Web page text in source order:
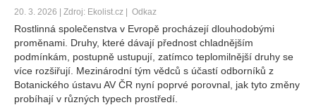
20. 3. 2026 | Zdroj: Ekolist.cz | Odkaz
Rostlinná společenstva v Evropě procházejí dlouhodobými
proměnami. Druhy, které dávají přednost chladnějším
podmínkám, postupně ustupují, zatímco teplomilnější druhy se
více rozšiřují. Mezinárodní tým vědců s účastí odborníků z
Botanického ústavu AV ČR nyní poprvé porovnal, jak tyto změny
probíhají v různých typech prostředí.